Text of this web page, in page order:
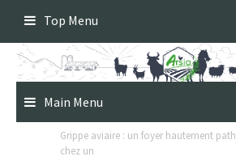
content
Top Menu
Main Menu
Grippe aviaire : un foyer hautement
chez un